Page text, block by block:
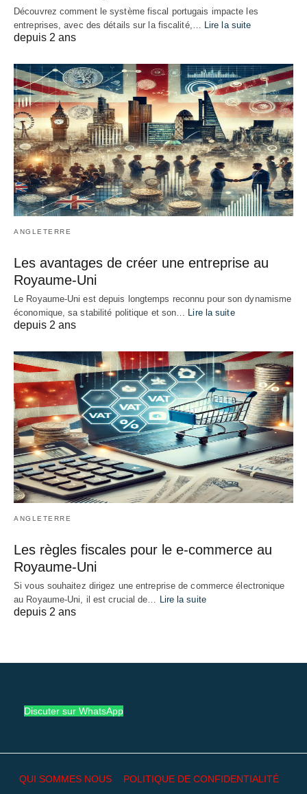
Découvrez comment le système fiscal portugais impacte les
entreprises, avec des détails sur la fiscalité,… Lire la suite
depuis 2 ans
ANGLETERRE
Les avantages de créer une entreprise au
Royaume-Uni
Le Royaume-Uni est depuis longtemps reconnu pour son dynamisme
économique, sa stabilité politique et son… Lire la suite
depuis 2 ans
ANGLETERRE
Les règles fiscales pour le e-commerce au
Royaume-Uni
Si vous souhaitez dirigez une entreprise de commerce électronique
au Royaume-Uni, il est crucial de… Lire la suite
depuis 2 ans
Discuter sur WhatsApp
QUI SOMMES NOUS POLITIQUE DE CONFIDENTIALITÉ